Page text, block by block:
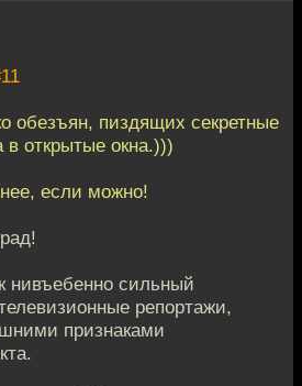
обезъян, пиздящих секретные
открытые окна.)))
если можно!
нивъебенно сильный
репортажи,
признаками